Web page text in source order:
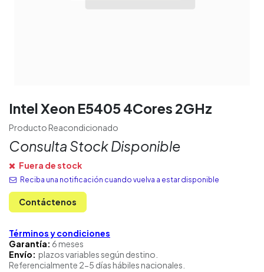
Intel Xeon E5405 4Cores 2GHz
Producto Reacondicionado
Consulta Stock Disponible
Fuera de stock
Reciba una notificación cuando vuelva a estar disponible
Contáctenos
Términos y condiciones
Garantía: 6 meses
Envío: plazos variables según destino.
Referencialmente 2-5 días hábiles nacionales.